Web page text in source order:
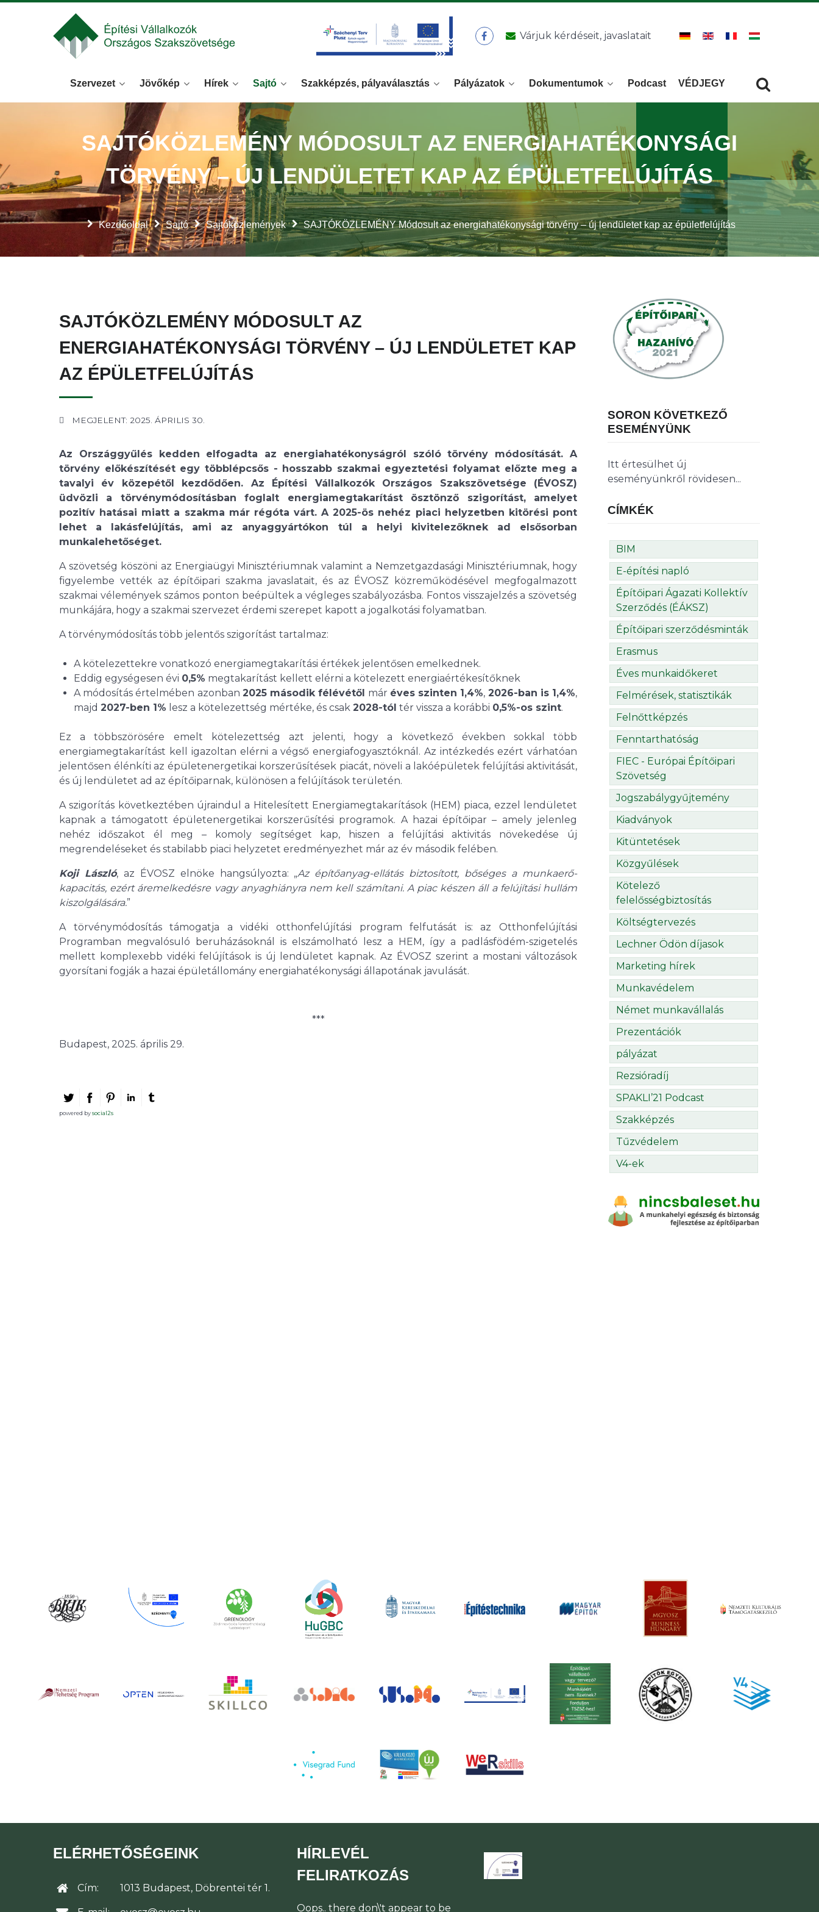
Várjuk kérdéseit, javaslatait
Szervezet Jövőkép Hírek Sajtó Szakképzés, pályaválasztás Pályázatok Dokumentumok Podcast VÉDJEGY
Kezdőoldal Sajtó Sajtóközlemények SAJTÓKÖZLEMÉNY Módosult az energiahatékonysági törvény – új lendületet kap az épületfelújítás
SAJTÓKÖZLEMÉNY MÓDOSULT AZ ENERGIAHATÉKONYSÁGI
TÖRVÉNY – ÚJ LENDÜLETET KAP AZ ÉPÜLETFELÚJÍTÁS
SAJTÓKÖZLEMÉNY MÓDOSULT AZ
ENERGIAHATÉKONYSÁGI TÖRVÉNY – ÚJ LENDÜLETET KAP
AZ ÉPÜLETFELÚJÍTÁS
MEGJELENT: 2025. ÁPRILIS 30.
Az Országgyűlés kedden elfogadta az energiahatékonyságról szóló törvény módosítását. A
törvény előkészítését egy többlépcsős - hosszabb szakmai egyeztetési folyamat előzte meg a
tavalyi év közepétől kezdődően. Az Építési Vállalkozók Országos Szakszövetsége (ÉVOSZ)
üdvözli a törvénymódosításban foglalt energiamegtakarítást ösztönző szigorítást, amelyet
pozitív hatásai miatt a szakma már régóta várt. A 2025-ös nehéz piaci helyzetben kitörési pont
lehet a lakásfelújítás, ami az anyaggyártókon túl a helyi kivitelezőknek ad elsősorban
munkalehetőséget.
A szövetség köszöni az Energiaügyi Minisztériumnak valamint a Nemzetgazdasági Minisztériumnak, hogy
figyelembe vették az építőipari szakma javaslatait, és az ÉVOSZ közreműködésével megfogalmazott
szakmai vélemények számos ponton beépültek a végleges szabályozásba. Fontos visszajelzés a szövetség
munkájára, hogy a szakmai szervezet érdemi szerepet kapott a jogalkotási folyamatban.
A törvénymódosítás több jelentős szigorítást tartalmaz:
A kötelezettekre vonatkozó energiamegtakarítási értékek jelentősen emelkednek.
Eddig egységesen évi 0,5% megtakarítást kellett elérni a kötelezett energiaértékesítőknek
A módosítás értelmében azonban 2025 második félévétől már éves szinten 1,4%, 2026-ban is 1,4%,
majd 2027-ben 1% lesz a kötelezettség mértéke, és csak 2028-tól tér vissza a korábbi 0,5%-os szint.
Ez a többszörösére emelt kötelezettség azt jelenti, hogy a következő években sokkal több
energiamegtakarítást kell igazoltan elérni a végső energiafogyasztóknál. Az intézkedés ezért várhatóan
jelentősen élénkíti az épületenergetikai korszerűsítések piacát, növeli a lakóépületek felújítási aktivitását,
és új lendületet ad az építőiparnak, különösen a felújítások területén.
A szigorítás következtében újraindul a Hitelesített Energiamegtakarítások (HEM) piaca, ezzel lendületet
kapnak a támogatott épületenergetikai korszerűsítési programok. A hazai építőipar – amely jelenleg
nehéz időszakot él meg – komoly segítséget kap, hiszen a felújítási aktivitás növekedése új
megrendeléseket és stabilabb piaci helyzetet eredményezhet már az év második felében.
Koji László, az ÉVOSZ elnöke hangsúlyozta: „Az építőanyag-ellátás biztosított, bőséges a munkaerő-
kapacitás, ezért áremelkedésre vagy anyaghiányra nem kell számítani. A piac készen áll a felújítási hullám
kiszolgálására.”
A törvénymódosítás támogatja a vidéki otthonfelújítási program felfutását is: az Otthonfelújítási
Programban megvalósuló beruházásoknál is elszámolható lesz a HEM, így a padlásfödém-szigetelés
mellett komplexebb vidéki felújítások is új lendületet kapnak. Az ÉVOSZ szerint a mostani változások
gyorsítani fogják a hazai épületállomány energiahatékonysági állapotának javulását.
***
Budapest, 2025. április 29.
powered bysocial2s
SORON KÖVETKEZŐ
ESEMÉNYÜNK
Itt értesülhet új
eseményünkről rövidesen...
CÍMKÉK
BIM
E-építési napló
Építőipari Ágazati Kollektív
Szerződés (ÉÁKSZ)
Építőipari szerződésminták
Erasmus
Éves munkaidőkeret
Felmérések, statisztikák
Felnőttképzés
Fenntarthatóság
FIEC - Európai Építőipari
Szövetség
Jogszabálygyűjtemény
Kiadványok
Kitüntetések
Közgyűlések
Kötelező
felelősségbiztosítás
Költségtervezés
Lechner Ödön díjasok
Marketing hírek
Munkavédelem
Német munkavállalás
Prezentációk
pályázat
Rezsióradíj
SPAKLI’21 Podcast
Szakképzés
Tűzvédelem
V4-ek
ELÉRHETŐSÉGEINK
Cím: 1013 Budapest, Döbrentei tér 1.
HÍRLEVÉL
FELIRATKOZÁS
Oops.. there don\'t appear to be